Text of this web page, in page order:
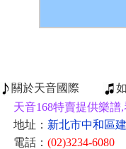
關於天音國際
天音168特賣提供樂
地址： 新北市中和區
電話： (02)3234-6080